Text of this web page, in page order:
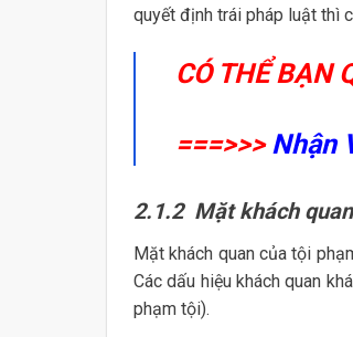
quyết định trái pháp luật thì
CÓ THỂ BẠN
===>>>Nhận
2.1.2 Mặt khách
Mặt khách quan của tội
Các dấu hiệu khách quan
phạm tội).